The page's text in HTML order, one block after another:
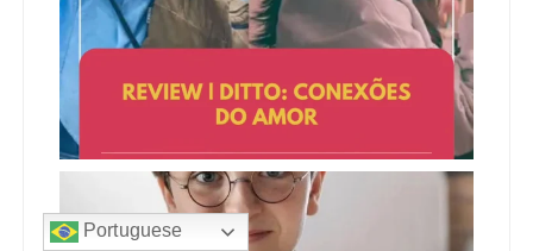
Portuguese